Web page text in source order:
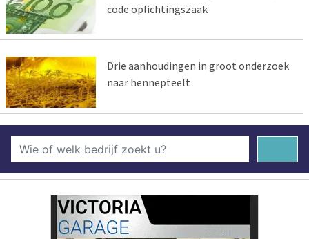
code oplichtingszaak
Drie aanhoudingen in groot onderzoek
naar hennepteelt